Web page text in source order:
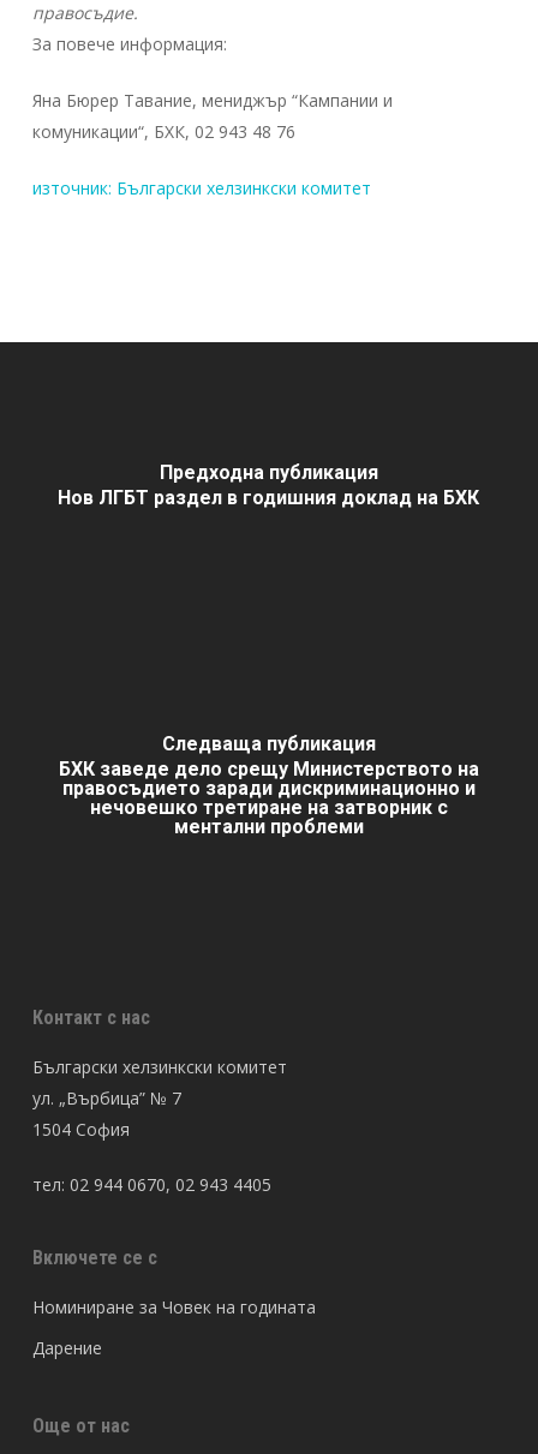
правосъдие.
За повече информация:
Яна Бюрер Тавание, мениджър “Кампании и
комуникации“, БХК, 02 943 48 76
източник: Български хелзинкски комитет
Предходна публикация
Нов ЛГБТ раздел в годишния доклад на БХК
Следваща публикация
БХК заведе дело срещу Министерството на
правосъдието заради дискриминационно и
нечовешко третиране на затворник с
ментални проблеми
Контакт с нас
Български хелзинкски комитет
ул. „Върбица” № 7
1504 София
тел: 02 944 0670, 02 943 4405
Включете се с
Номиниране за Човек на годината
Дарение
Още от нас